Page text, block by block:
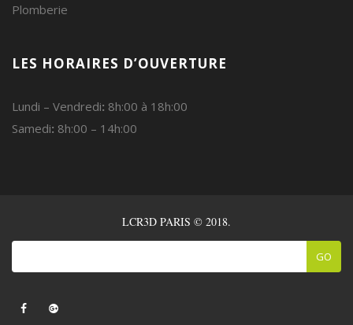
Plomberie
LES HORAIRES D’OUVERTURE
Lundi – Vendredi: 8h:00 à 18h:00
Samedi: 8h:00 – 14h:00
LCR3D PARIS © 2018.
GO